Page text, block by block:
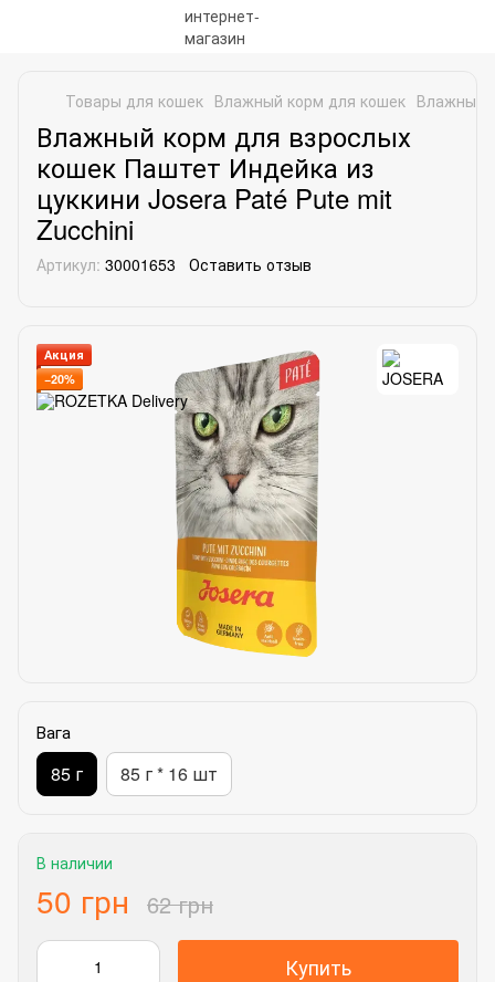
Товары для кошек Влажный корм для кошек Влажный
Влажный корм для взрослых
кошек Паштет Индейка из
цуккини Josera Paté Pute mit
Zucchini
Артикул: 30001653 Оставить отзыв
Акция
−20%
Вага
85 г 85 г * 16 шт
В наличии
50 грн 62 грн
Купить